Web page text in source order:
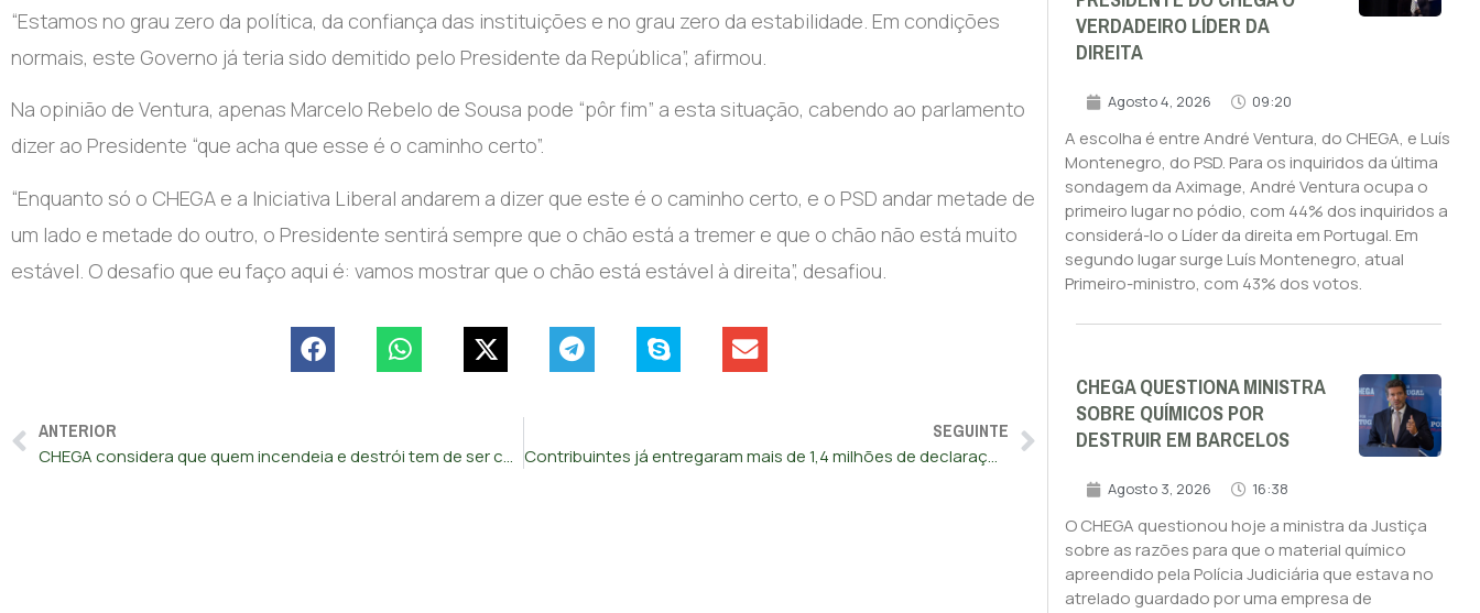
“Estamos no grau zero da política, da confiança das instituições e no grau zero da estabilidade. Em condições
normais, este Governo já teria sido demitido pelo Presidente da República”, afirmou.
Na opinião de Ventura, apenas Marcelo Rebelo de Sousa pode “pôr fim” a esta situação, cabendo ao parlamento
dizer ao Presidente “que acha que esse é o caminho certo”.
“Enquanto só o CHEGA e a Iniciativa Liberal andarem a dizer que este é o caminho certo, e o PSD andar metade de
um lado e metade do outro, o Presidente sentirá sempre que o chão está a tremer e que o chão não está muito
estável. O desafio que eu faço aqui é: vamos mostrar que o chão está estável à direita”, desafiou.
ANTERIOR
CHEGA considera que quem incendeia e destrói tem de ser considerado terrorista
SEGUINTE
Contribuintes já entregaram mais de 1,4 milhões de declarações de IRS
VERDADEIRO LÍDER DA
DIREITA
Agosto 4, 2026 09:20
A escolha é entre André Ventura, do CHEGA, e Luís
Montenegro, do PSD. Para os inquiridos da última
sondagem da Aximage, André Ventura ocupa o
primeiro lugar no pódio, com 44% dos inquiridos a
considerá-lo o Líder da direita em Portugal. Em
segundo lugar surge Luís Montenegro, atual
Primeiro-ministro, com 43% dos votos.
CHEGA QUESTIONA MINISTRA
SOBRE QUÍMICOS POR
DESTRUIR EM BARCELOS
Agosto 3, 2026 16:38
O CHEGA questionou hoje a ministra da Justiça
sobre as razões para que o material químico
apreendido pela Polícia Judiciária que estava no
atrelado guardado por uma empresa de